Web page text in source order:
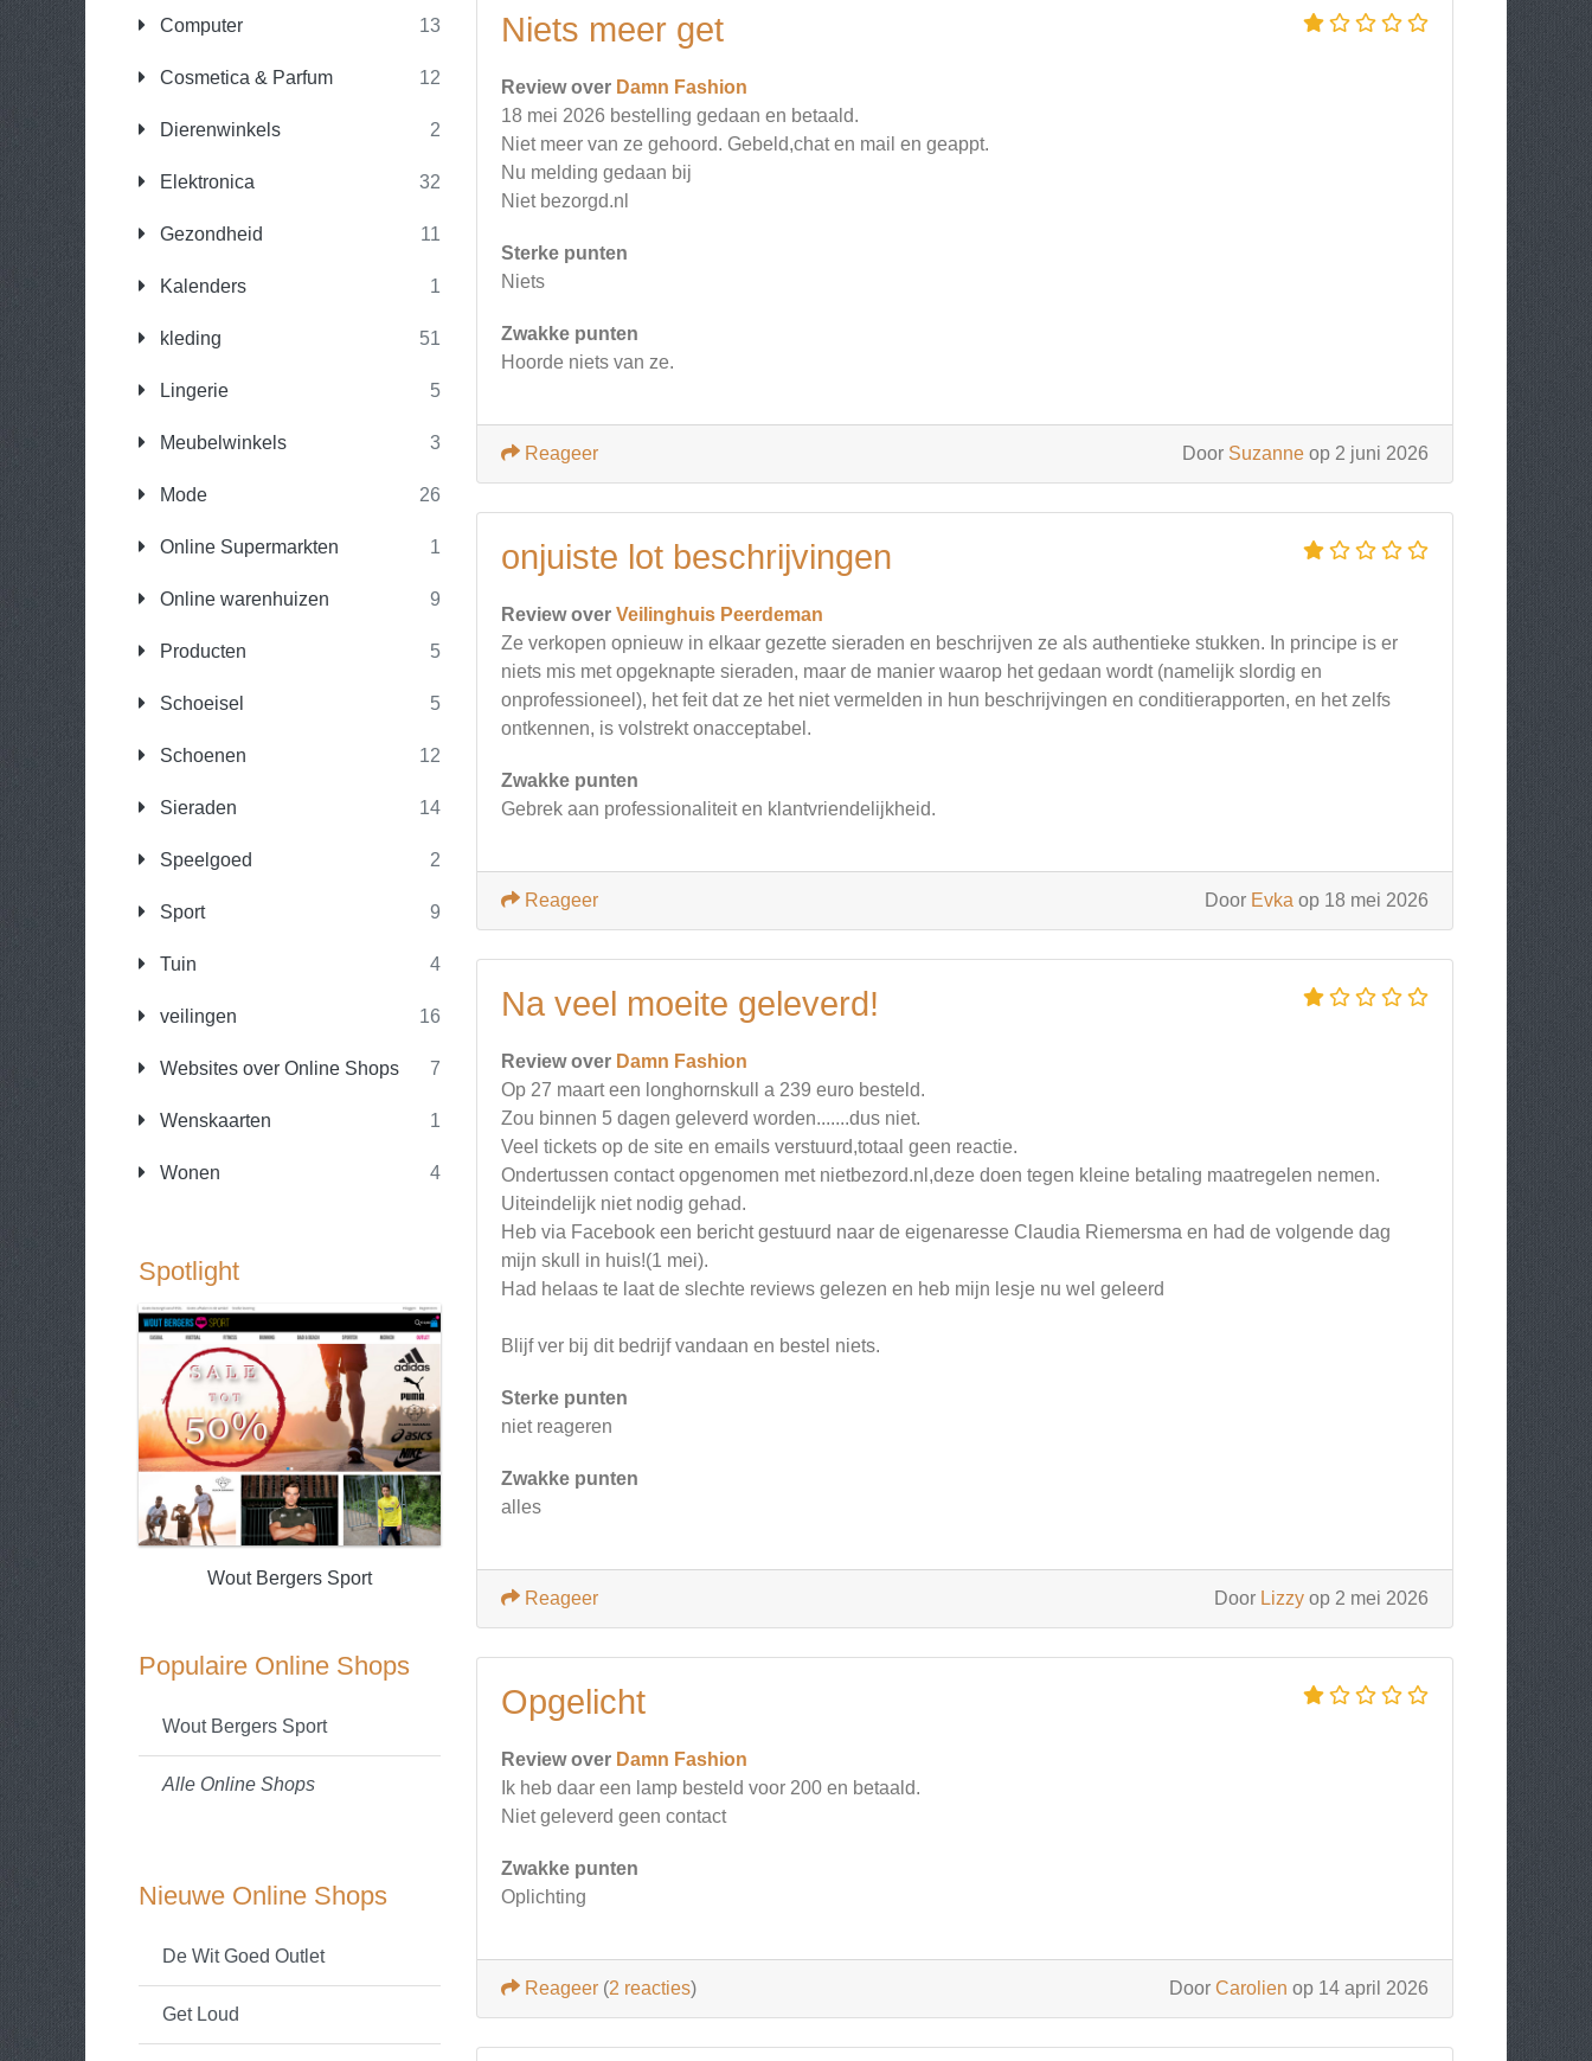
Computer 13
Cosmetica & Parfum 12
Dierenwinkels 2
Elektronica 32
Gezondheid 11
Kalenders 1
kleding 51
Lingerie 5
Meubelwinkels 3
Mode 26
Online Supermarkten 1
Online warenhuizen 9
Producten 5
Schoeisel 5
Schoenen 12
Sieraden 14
Speelgoed 2
Sport 9
Tuin 4
veilingen 16
Websites over Online Shops 7
Wenskaarten 1
Wonen 4
Spotlight
Wout Bergers Sport
Populaire Online Shops
Wout Bergers Sport
Alle Online Shops
Nieuwe Online Shops
De Wit Goed Outlet
Get Loud
Niets meer get
Review over Damn Fashion
18 mei 2026 bestelling gedaan en betaald.
Niet meer van ze gehoord. Gebeld,chat en mail en geappt.
Nu melding gedaan bij
Niet bezorgd.nl
Sterke punten
Niets
Zwakke punten
Hoorde niets van ze.
Door Suzanne op 2 juni 2026
Reageer
onjuiste lot beschrijvingen
Review over Veilinghuis Peerdeman
Ze verkopen opnieuw in elkaar gezette sieraden en beschrijven ze als authentieke stukken. In principe is er
niets mis met opgeknapte sieraden, maar de manier waarop het gedaan wordt (namelijk slordig en
onprofessioneel), het feit dat ze het niet vermelden in hun beschrijvingen en conditierapporten, en het zelfs
ontkennen, is volstrekt onacceptabel.
Zwakke punten
Gebrek aan professionaliteit en klantvriendelijkheid.
Door Evka op 18 mei 2026
Reageer
Na veel moeite geleverd!
Review over Damn Fashion
Op 27 maart een longhornskull a 239 euro besteld.
Zou binnen 5 dagen geleverd worden.......dus niet.
Veel tickets op de site en emails verstuurd,totaal geen reactie.
Ondertussen contact opgenomen met nietbezord.nl,deze doen tegen kleine betaling maatregelen nemen.
Uiteindelijk niet nodig gehad.
Heb via Facebook een bericht gestuurd naar de eigenaresse Claudia Riemersma en had de volgende dag
mijn skull in huis!(1 mei).
Had helaas te laat de slechte reviews gelezen en heb mijn lesje nu wel geleerd
Blijf ver bij dit bedrijf vandaan en bestel niets.
Sterke punten
niet reageren
Zwakke punten
alles
Door Lizzy op 2 mei 2026
Reageer
Opgelicht
Review over Damn Fashion
Ik heb daar een lamp besteld voor 200 en betaald.
Niet geleverd geen contact
Zwakke punten
Oplichting
Door Carolien op 14 april 2026
Reageer (2 reacties)